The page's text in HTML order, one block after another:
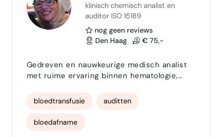
klinisch chemisch analist en
auditor ISO 15189
nog geen reviews
Den Haag
€ 75,-
Gedreven en nauwkeurige medisch analist
met ruime ervaring binnen hematologie,
kwaliteitsbeheer. Sterk in zowel zelfstandig
multidisciplinaire teams. Beschikt over
bloedtransfusie auditten
bloedafname